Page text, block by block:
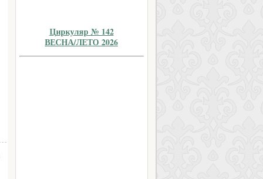
Циркуляр № 142
ВЕСНА/ЛЕТО 2026